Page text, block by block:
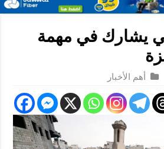
يشارك في مهمة
أهم الأخبار